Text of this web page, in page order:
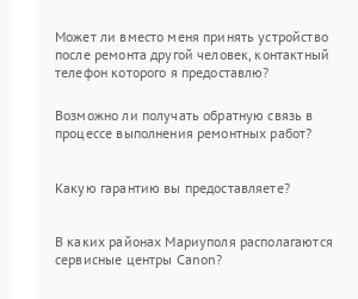
Может ли вместо меня принять устройство
после ремонта другой человек, контактный
телефон которого я предоставлю?
Возможно ли получать обратную связь в
процессе выполнения ремонтных работ?
Какую гарантию вы предоставляете?
В каких районах Мариуполя располагаются
сервисные центры Canon?